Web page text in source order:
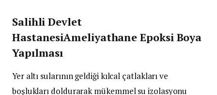
Salihli Devlet
HastanesiAmeliyathane Epoksi Boya
Yapılması
Yer altı sularının geldiği kılcal çatlakları ve
boşlukları doldurarak mükemmel su izolasyonu